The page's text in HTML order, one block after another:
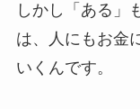
しかし「ある」
は、人にもお金
いくんです。